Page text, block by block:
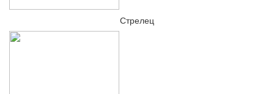
Стрелец